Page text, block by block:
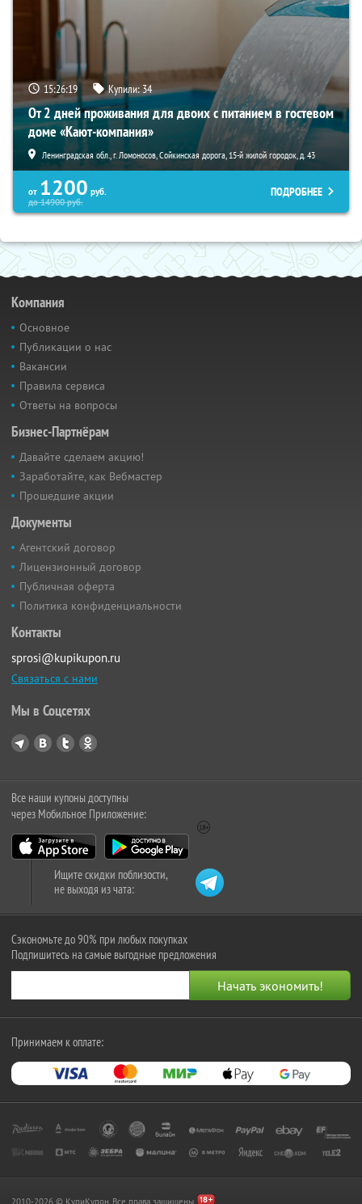
15:26:18 Купили:34
От 2 дней проживания для двоих с питанием в гостевом
доме «Кают-компания»
Ленинградская обл., г. Ломоносов, Сойкинская дорога, 15-й жилой городок, д. 43
от 1200 руб.
до14900руб.
ПОДРОБНЕЕ
Компания
Основное
Публикации о нас
Вакансии
Правила сервиса
Ответы на вопросы
Бизнес-Партнёрам
Давайте сделаем акцию!
Заработайте, как Вебмастер
Прошедшие акции
Документы
Агентский договор
Лицензионный договор
Публичная оферта
Политика конфиденциальности
Контакты
sprosi@kupikupon.ru
Связаться с нами
Мы в Соцсетях
Все наши купоны доступны
через Мобильное Приложение:
Ищите скидки поблизости,
не выходя из чата:
Сэкономьте до 90% при любых покупках
Подпишитесь на самые выгодные предложения
Принимаем к оплате:
2010-2026 © КупиКупон. Все права защищены.